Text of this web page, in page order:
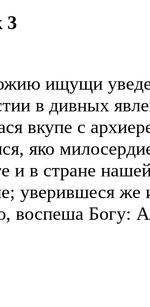
3
ищущи
в дивных
вкупе с
яко
и в стране
уверившеся
воспеша Богу: